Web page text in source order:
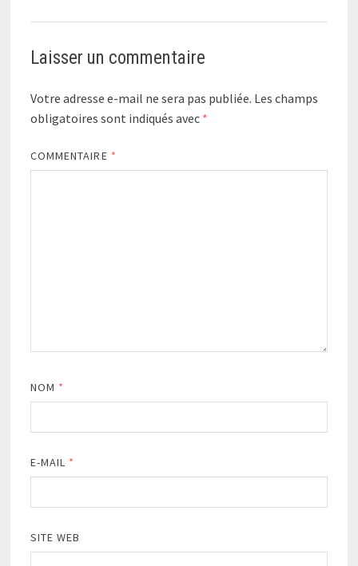
Laisser un commentaire
Votre adresse e-mail ne sera pas publiée. Les champs
obligatoires sont indiqués avec *
COMMENTAIRE *
NOM *
E-MAIL *
SITE WEB